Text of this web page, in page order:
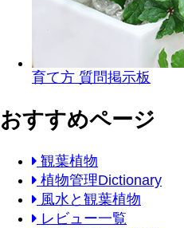
育て方 質問掲示板
おすすめページ
観葉植物
植物管理Dictionary
風水と観葉植物
レビュー一覧